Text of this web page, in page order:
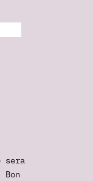
sera
Bon